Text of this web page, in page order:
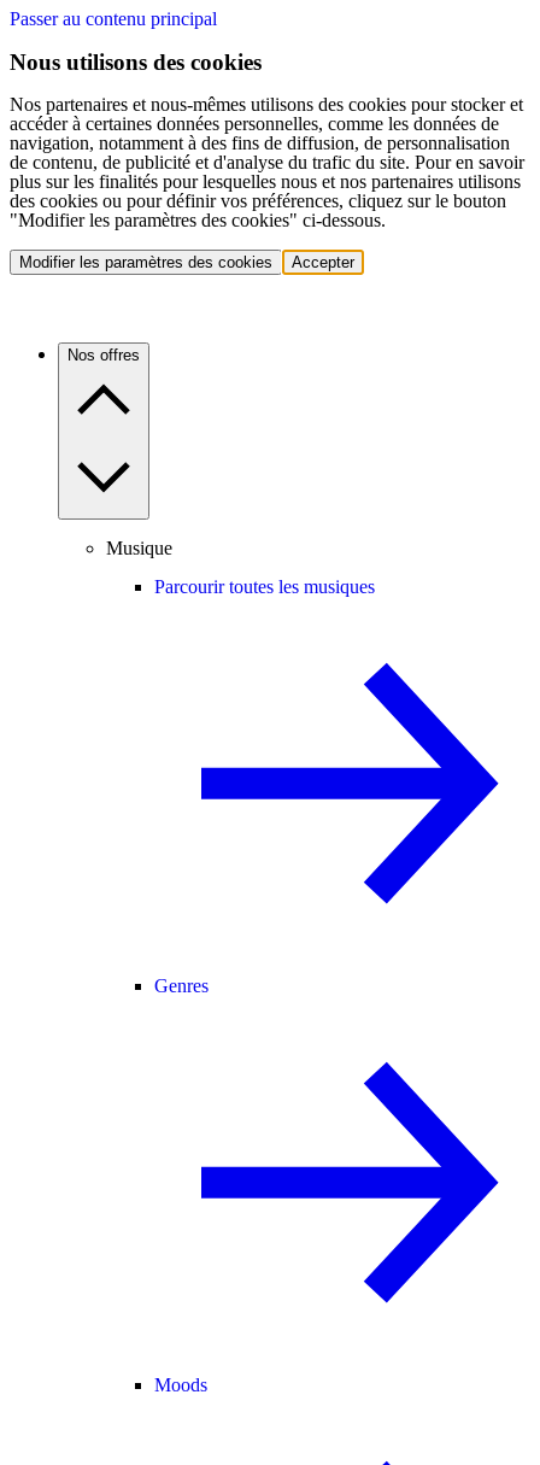
Passer au contenu principal
Nous utilisons des cookies
Nos partenaires et nous-mêmes utilisons des cookies pour stocker et
accéder à certaines données personnelles, comme les données de
navigation, notamment à des fins de diffusion, de personnalisation
de contenu, de publicité et d'analyse du trafic du site. Pour en savoir
plus sur les finalités pour lesquelles nous et nos partenaires utilisons
des cookies ou pour définir vos préférences, cliquez sur le bouton
"Modifier les paramètres des cookies" ci-dessous.
Modifier les paramètres des cookies Accepter
Nos offres
Musique
Parcourir toutes les musiques
Genres
Moods